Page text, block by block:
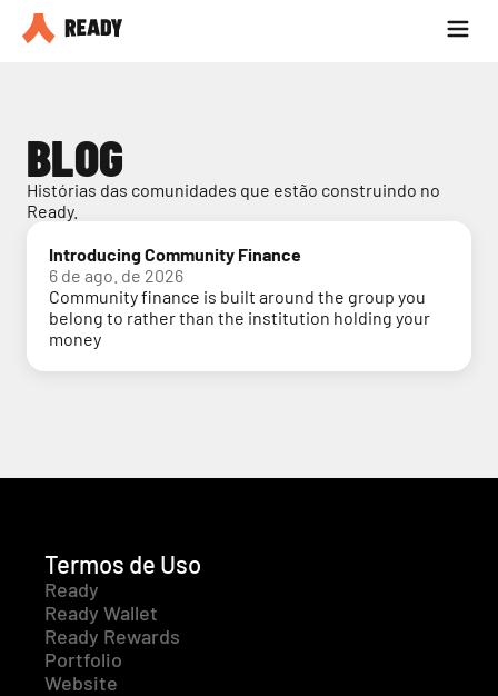
Seja parceiro
BLOG
Histórias das comunidades que estão construindo no
Ready.
Introducing Community Finance
6 de ago. de 2026
Community finance is built around the group you
belong to rather than the institution holding your
money
Termos de Uso
Ready
Ready Wallet
Ready Rewards
Portfolio
Website